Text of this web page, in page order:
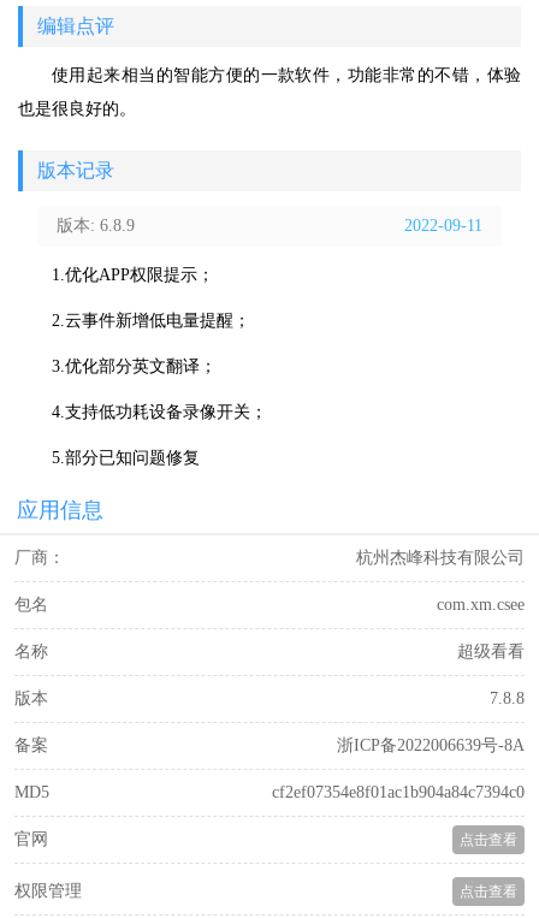
编辑点评
使用起来相当的智能方便的一款软件，功能非常的不错，体验
也是很良好的。
版本记录
2022-09-11
版本: 6.8.9
1.优化APP权限提示；
2.云事件新增低电量提醒；
3.优化部分英文翻译；
4.支持低功耗设备录像开关；
5.部分已知问题修复
应用信息
厂商： 杭州杰峰科技有限公司
包名 com.xm.csee
名称 超级看看
版本 7.8.8
备案 浙ICP备2022006639号-8A
MD5 cf2ef07354e8f01ac1b904a84c7394c0
官网 点击查看
权限管理 点击查看